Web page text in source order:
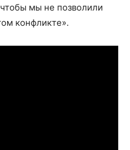
мы не позволили
конфликте».